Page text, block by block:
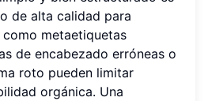
de alta calidad para
metaetiquetas
de encabezado erróneas o
roto pueden limitar
orgánica. Una